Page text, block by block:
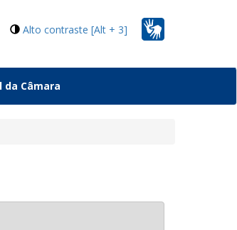
Alto contraste [Alt + 3]
da Câmara